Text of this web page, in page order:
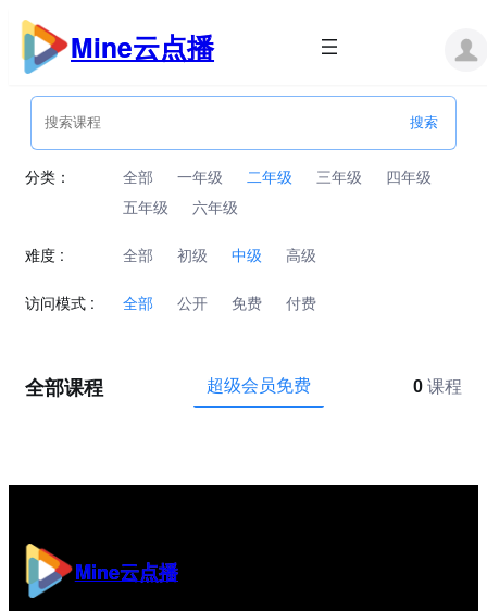
跳
内
Mine云点播
分类： 全部 一年级 二年级 三年级
四年级
五年级
六年级
难度 : 全部 初级 中级 高级
访问模式 : 全部 公开 免费 付费
全部课程 超级会员免费 0 课程
Mine云点播